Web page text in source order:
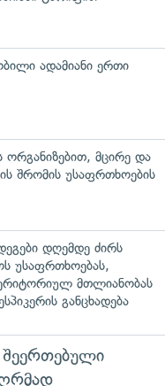
ადამიანი ერთი
ორგანიზებით, მცირე და
შრომის უსაფრთხოების
დღემდე ძირს
უსაფრთხოებას,
მთლიანობას
განცხადება